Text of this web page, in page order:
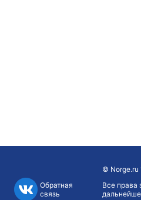
Обратная
связь
© Norge.ru
Все права